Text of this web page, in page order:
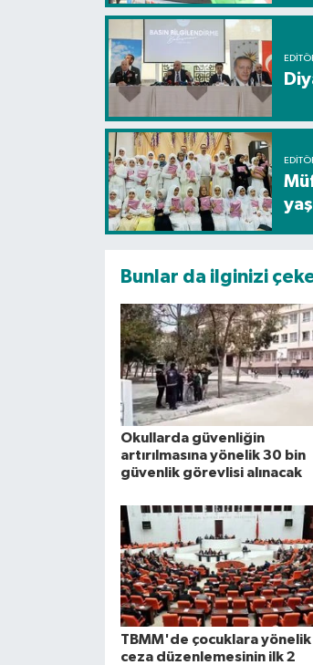
Bunlar da ilginizi
Okullarda güvenliğin
artırılmasına yönelik 30 bin
güvenlik görevlisi alınacak
TBMM'de çocuklara yönelik
ceza düzenlemesinin ilk 2